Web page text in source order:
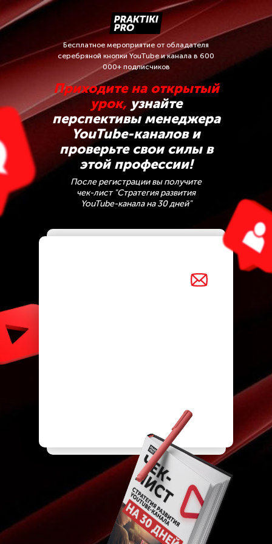
Бесплатное мероприятие от обладателя
серебряной кнопки YouTube и канала в 600
000+ подписчиков
Приходите на открытый
урок, узнайте
перспективы менеджера
YouTube-каналов и
проверьте свои силы в
этой профессии!
После регистрации вы получите
чек-лист "Стратегия развития
YouTube-канала на 30 дней"